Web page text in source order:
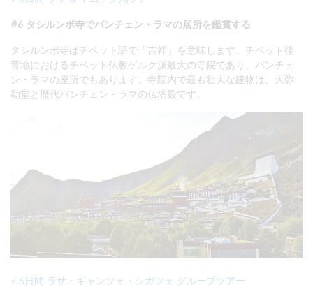
#6 タシルンポ寺でパンチェン・ラマの居所を鑑賞する
タシルンポ寺はチベット語で「吉祥」を意味します。チベット後
背地におけるチベット仏教ゲルク派最大の寺院であり、パンチェ
ン・ラマの座所でもあります。寺院内で最も壮大な建物は、大弥
勒堂と歴代パンチェン・ラマの仏塔殿です。
√ 6日間 ラサ・ギャンツェ・シガツェ グループツアー